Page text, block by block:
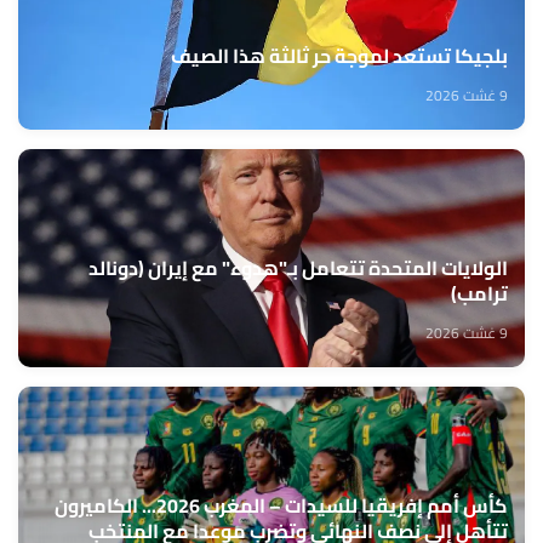
بلجيكا تستعد لموجة حر ثالثة هذا الصيف
9 غشت 2026
الولايات المتحدة تتعامل بـ"هدوء" مع إيران (دونالد
ترامب)
9 غشت 2026
كأس أمم إفريقيا للسيدات – المغرب 2026... الكاميرون
تتأهل إلى نصف النهائي وتضرب موعدا مع المنتخب